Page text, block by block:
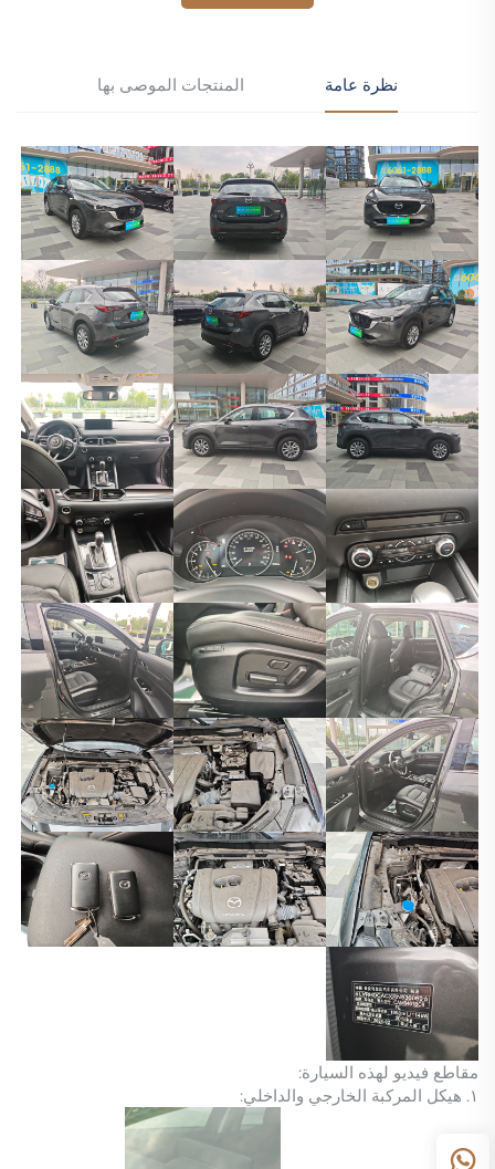
نظرة عامة المنتجات الموصى بها
مقاطع فيديو لهذه السيارة:
١. هيكل المركبة الخارجي والداخلي: